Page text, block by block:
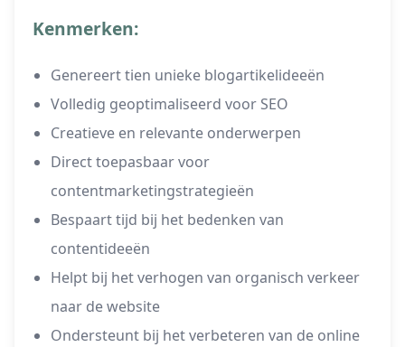
Kenmerken:
Genereert tien unieke blogartikelideeën
Volledig geoptimaliseerd voor SEO
Creatieve en relevante onderwerpen
Direct toepasbaar voor
contentmarketingstrategieën
Bespaart tijd bij het bedenken van
contentideeën
Helpt bij het verhogen van organisch verkeer
naar de website
Ondersteunt bij het verbeteren van de online